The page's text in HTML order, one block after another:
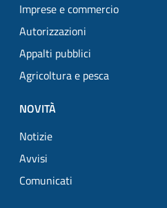
Imprese e commercio
Autorizzazioni
Appalti pubblici
Agricoltura e pesca
NOVITÀ
Notizie
Avvisi
Comunicati